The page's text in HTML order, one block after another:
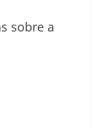
sobre a